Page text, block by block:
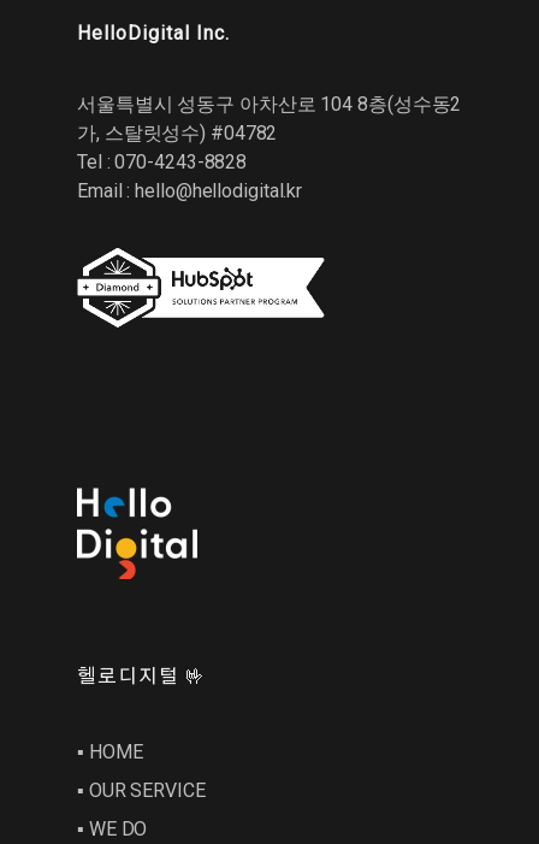
HelloDigital Inc.
서울특별시 성동구 아차산로 104 8층(성수동2
가, 스탈릿성수) #04782
Tel : 070-4243-8828
Email :hello@hellodigital.kr
헬로디지털 🤟
▪︎ HOME
▪︎ OUR SERVICE
▪︎ WE DO